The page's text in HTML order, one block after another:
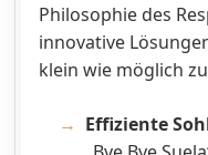
Philosophie des
innovative
klein wie möglich
Effiziente